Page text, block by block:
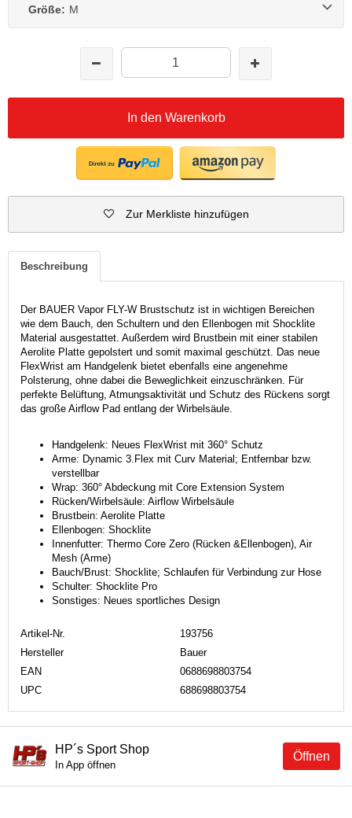
Größe: M
In den Warenkorb
Zur Merkliste hinzufügen
Beschreibung
Der BAUER Vapor FLY-W Brustschutz ist in wichtigen Bereichen
wie dem Bauch, den Schultern und den Ellenbogen mit Shocklite
Material ausgestattet. Außerdem wird Brustbein mit einer stabilen
Aerolite Platte gepolstert und somit maximal geschützt. Das neue
FlexWrist am Handgelenk bietet ebenfalls eine angenehme
Polsterung, ohne dabei die Beweglichkeit einzuschränken. Für
perfekte Belüftung, Atmungsaktivität und Schutz des Rückens sorgt
das große Airflow Pad entlang der Wirbelsäule.
Handgelenk: Neues FlexWrist mit 360° Schutz
Arme: Dynamic 3.Flex mit Curv Material; Entfernbar bzw.
verstellbar
Wrap: 360° Abdeckung mit Core Extension System
Rücken/Wirbelsäule: Airflow Wirbelsäule
Brustbein: Aerolite Platte
Ellenbogen: Shocklite
Innenfutter: Thermo Core Zero (Rücken &Ellenbogen), Air
Mesh (Arme)
Bauch/Brust: Shocklite; Schlaufen für Verbindung zur Hose
Schulter: Shocklite Pro
Sonstiges: Neues sportliches Design
Artikel-Nr.
193756
Hersteller
Bauer
EAN
0688698803754
UPC
688698803754
Öffnen
HP´s Sport Shop
In App öffnen